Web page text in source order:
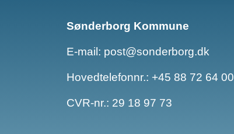
Sønderborg Kommune
E-mail: post@sonderborg.dk
Hovedtelefonnr.: +45 88 72 64 00
CVR-nr.: 29 18 97 73